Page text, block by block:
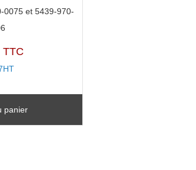
0075 et 5439-970-
TTC
panier